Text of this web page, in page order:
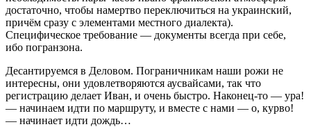
достаточно, чтобы намертво переключиться на украинский,
причём сразу с элементами местного диалекта).
Специфическое требование — документы всегда при себе,
ибо погранзона.
Десантируемся в Деловом. Пограничникам наши рожи не
интересны, они удовлетворяются аусвайсами, так что
регистрацию делает Иван, и очень быстро. Наконец-то — ура!
— начинаем идти по маршруту, и вместе с нами — о, курво!
— начинает идти дождь…